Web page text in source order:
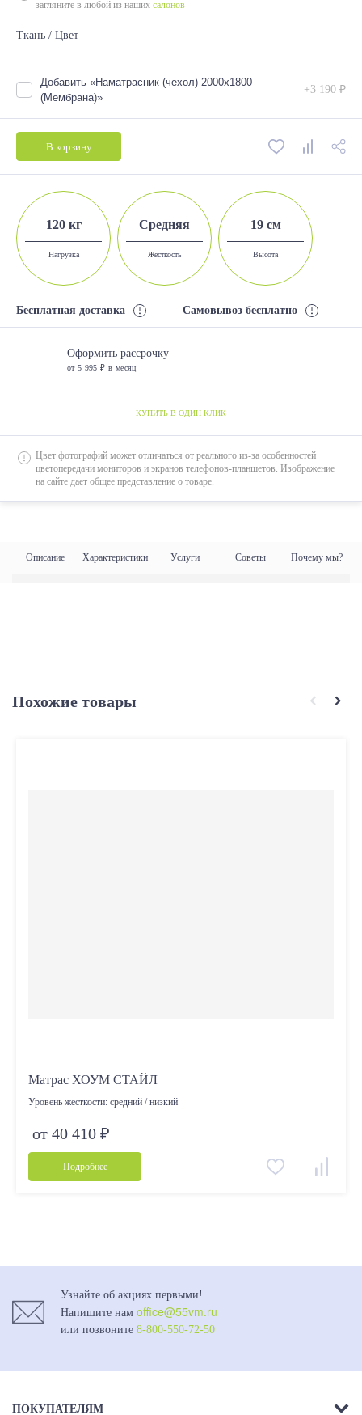
Описание Характеристики Услуги Советы Почему мы?
2000*1200
2000*1600
2000*1800
загляните в любой из наших салонов
Ткань / Цвет
Добавить «Наматрасник (чехол) 2000х1800
(Мембрана)»
+3 190 ₽
В корзину
120 кг
Нагрузка
Средняя
Жесткость
19 см
Высота
Бесплатная доставка Самовывоз бесплатно
Оформить рассрочку
от 5 995 ₽ в месяц
КУПИТЬ В ОДИН КЛИК
Цвет фотографий может отличаться от реального из-за особенностей
цветопередачи мониторов и экранов телефонов-планшетов. Изображение
на сайте дает общее представление о товаре.
Похожие товары
Матрас ХОУМ СТАЙЛ
Уровень жесткости: средний / низкий
от 40 410 ₽
Подробнее
Узнайте об акциях первыми!
Напишите нам office@55vm.ru
или позвоните 8-800-550-72-50
ПОКУПАТЕЛЯМ